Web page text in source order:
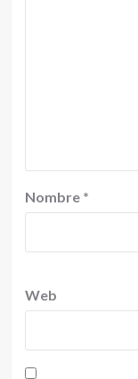
Nombre *
Web